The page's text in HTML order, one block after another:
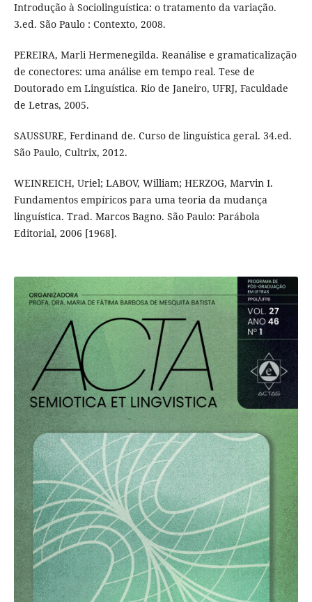
Introdução à Sociolinguística: o tratamento da variação.
3.ed. São Paulo : Contexto, 2008.
PEREIRA, Marli Hermenegilda. Reanálise e gramaticalização
de conectores: uma análise em tempo real. Tese de
Doutorado em Linguística. Rio de Janeiro, UFRJ, Faculdade
de Letras, 2005.
SAUSSURE, Ferdinand de. Curso de linguística geral. 34.ed.
São Paulo, Cultrix, 2012.
WEINREICH, Uriel; LABOV, William; HERZOG, Marvin I.
Fundamentos empíricos para uma teoria da mudança
linguística. Trad. Marcos Bagno. São Paulo: Parábola
Editorial, 2006 [1968].